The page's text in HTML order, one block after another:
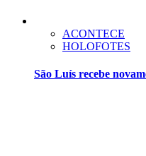
ACONTECE
HOLOFOTES
São Luís recebe